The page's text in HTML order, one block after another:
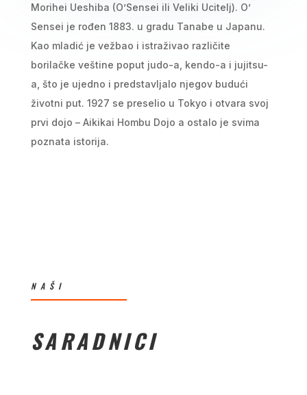
Morihei Ueshiba (O’Sensei ili Veliki Ucitelj). O’
Sensei je rođen 1883. u gradu Tanabe u Japanu.
Kao mladić je vežbao i istraživao različite
borilačke veštine poput judo-a, kendo-a i jujitsu-
a, što je ujedno i predstavljalo njegov budući
životni put. 1927 se preselio u Tokyo i otvara svoj
prvi dojo – Aikikai Hombu Dojo a ostalo je svima
poznata istorija.
NAŠI
SARADNICI